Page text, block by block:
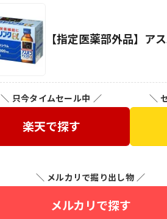
【指定医薬部外品】ア
＼ 只今タイムセール中 ／
楽天で探す
＼
＼ メルカリで掘り出し物 ／
メルカリで探す